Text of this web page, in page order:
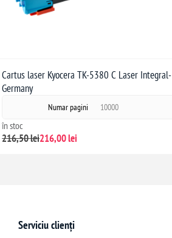
Cartus laser Kyocera TK-5380 C Laser Integral-
Germany
Numar pagini 10000
în stoc
216,50 lei216,00 lei
Serviciu clienți